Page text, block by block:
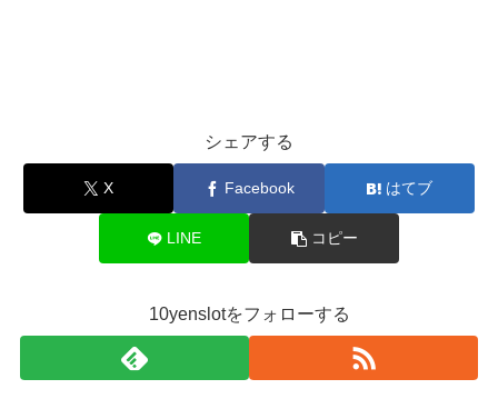
シェアする
X Facebook はてブ
LINE コピー
10yenslotをフォローする